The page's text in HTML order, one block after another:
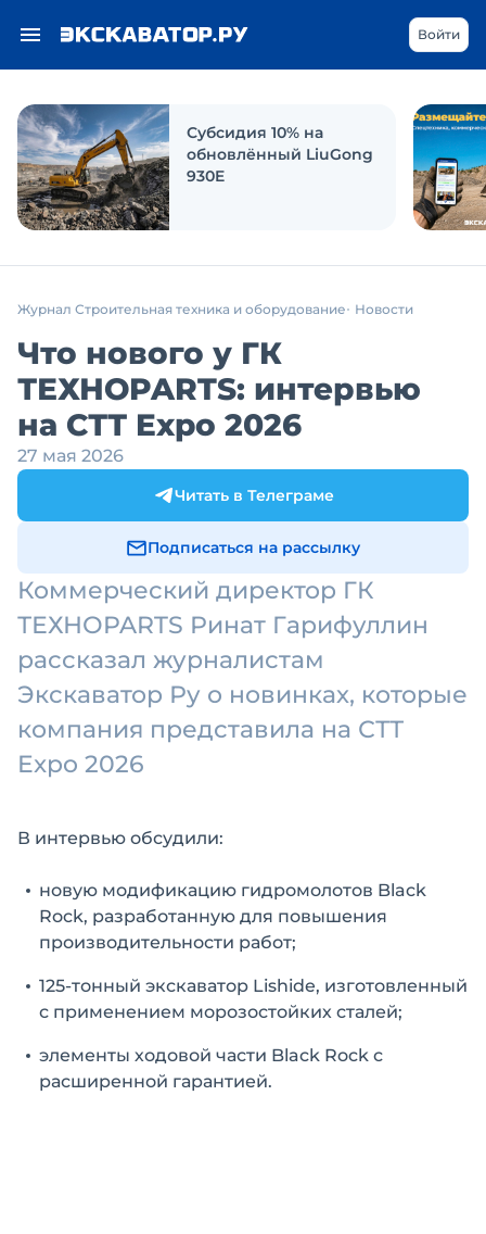
Войти
Субсидия 10% на
обновлённый LiuGong
930E
Журнал Строительная техника и оборудование Новости
Что нового у ГК
ТЕХНОPARTS: интервью
на СТТ Expo 2026
27 мая 2026
Читать в Телеграме
Подписаться на рассылку
Коммерческий директор ГК
ТЕХНОPARTS Ринат Гарифуллин
рассказал журналистам
Экскаватор Ру о новинках, которые
компания представила на СТТ
Expo 2026
В интервью обсудили:
новую модификацию гидромолотов Black
Rock, разработанную для повышения
производительности работ;
125-тонный экскаватор Lishide, изготовленный
с применением морозостойких сталей;
элементы ходовой части Black Rock с
расширенной гарантией.